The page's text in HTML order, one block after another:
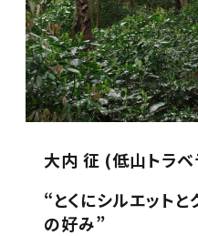
大内 征 (低山トラベ
“とくにシルエット
の好み”